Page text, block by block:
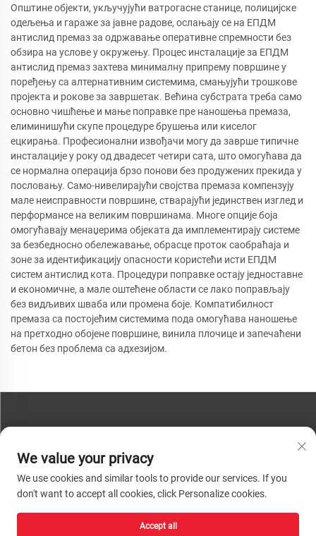
Општине објекти, укључујући ватрогасне станице, полицијске
одељења и гараже за јавне радове, ослањају се на ЕПДМ
антислид премаз за одржавање оперативне спремности без
обзира на услове у окружењу. Процес инсталације за ЕПДМ
антислид премаз захтева минималну припрему површине у
поређењу са алтернативним системима, смањујући трошкове
пројекта и рокове за завршетак. Већина субстрата треба само
основно чишћење и мање поправке пре наношења премаза,
елиминишући скупе процедуре брушења или киселог
ецкирања. Професионални извођачи могу да заврше типичне
инсталације у року од двадесет четири сата, што омогућава да
се нормална операција брзо понови без продужених прекида у
пословању. Само-нивелирајући својства премаза компензују
мале неисправности површине, стварајући јединствен изглед и
перформансе на великим површинама. Многе опције боја
омогућавају менаџерима објеката да имплементирају системе
за безбедносно обележавање, обрасце проток саобраћаја и
зоне за идентификацију опасности користећи исти ЕПДМ
систем антислид кота. Процедури поправке остају једноставне
и економичне, а мале оштећене области се лако поправљају
без видљивих шваба или промена боје. Компатибилност
премаза са постојећим системима пода омогућава наношење
на претходно обојене површине, винила плочице и запечаћени
бетон без проблема са адхезијом.
Телефон:+86-13793890209
Телефон:+86-13793890209
We value your privacy
We use cookies and similar tools to provide our services. If you
don't want to accept all cookies, click Personalize cookies.
Accept all